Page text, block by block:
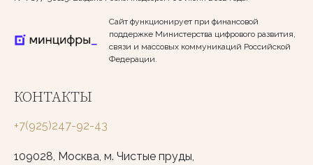
Сайт функционирует при финансовой
поддержке Министерства цифрового развития,
связи и массовых коммуникаций Российской
Федерации.
КОНТАКТЫ
+7(925)247-92-43
109028, Москва, м. Чистые пруды,